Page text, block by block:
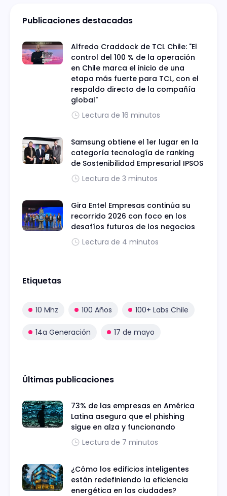
Publicaciones destacadas
Alfredo Craddock de TCL Chile: "El
control del 100 % de la operación
en Chile marca el inicio de una
etapa más fuerte para TCL, con el
respaldo directo de la compañía
global"
Lectura de 16 minutos
Samsung obtiene el 1er lugar en la
categoría tecnología de ranking
de Sostenibilidad Empresarial IPSOS
Lectura de 3 minutos
Gira Entel Empresas continúa su
recorrido 2026 con foco en los
desafíos futuros de los negocios
Lectura de 4 minutos
Etiquetas
10 Mhz 100 Años 100+ Labs Chile
14a Generación 17 de mayo
Últimas publicaciones
73% de las empresas en América
Latina asegura que el phishing
sigue en alza y funcionando
Lectura de 7 minutos
¿Cómo los edificios inteligentes
están redefiniendo la eficiencia
energética en las ciudades?